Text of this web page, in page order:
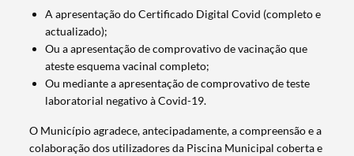
A apresentação do Certificado Digital Covid (completo e
actualizado);
Ou a apresentação de comprovativo de vacinação que
ateste esquema vacinal completo;
Ou mediante a apresentação de comprovativo de teste
laboratorial negativo à Covid-19.
O Município agradece, antecipadamente, a compreensão e a
colaboração dos utilizadores da Piscina Municipal coberta e